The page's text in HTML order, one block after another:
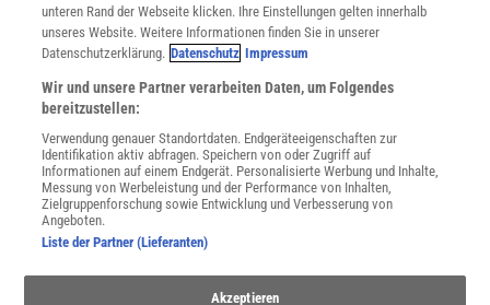
Alle Artikel
Impressum
Angebote für Schulen
Angebote für Institutionen
Sprachen lernen mit Gymglish
Lexika
Für Spektrum schreiben
Zugänglichkeitserklärung
WEBSEITEN
KielSCN
Wissenschaft in die Schulen
unteren Rand der Webseite klicken. Ihre Einstellungen gelten innerhalb
unseres Website. Weitere Informationen finden Sie in unserer
Datenschutzerklärung. Datenschutz Impressum
Wir und unsere Partner verarbeiten Daten, um Folgendes
bereitzustellen:
Verwendung genauer Standortdaten. Endgeräteeigenschaften zur
Identifikation aktiv abfragen. Speichern von oder Zugriff auf
Informationen auf einem Endgerät. Personalisierte Werbung und Inhalte,
Messung von Werbeleistung und der Performance von Inhalten,
Zielgruppenforschung sowie Entwicklung und Verbesserung von
Angeboten.
Liste der Partner (Lieferanten)
Akzeptieren